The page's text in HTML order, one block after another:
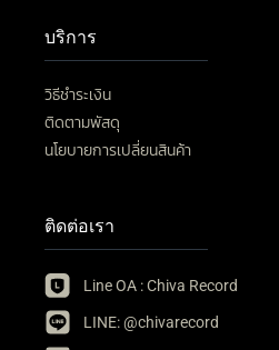
บริการ
วิธีชำระเงิน
ติดตามพัสดุ
นโยบายการเปลี่ยนสินค้า
ติดต่อเรา
Line OA : Chiva Record
LINE: @chivarecord